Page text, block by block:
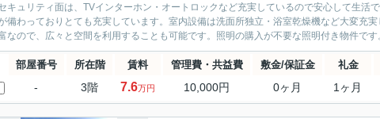
キュリティ面は、TVインターホン・オートロックなど充実しているので安心して生活
備わっておりとても充実しています。室内設備は洗面所独立・浴室乾燥機など大変充
なので、広々と空間を利用することも可能です。照明の購入が不要な照明付き物件で
部屋番号 所在階 賃料 管理費・共益費 敷金/保証金 礼金
- 3階 7.6万円 10,000円 0ヶ月 1ヶ月